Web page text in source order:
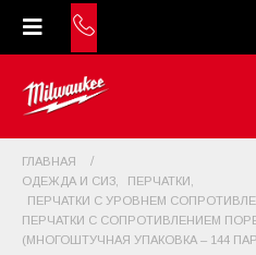
ГЛАВНАЯ
ОДЕЖДА И СИЗ
ПЕРЧАТКИ
ПЕРЧАТКИ С УРОВНЕМ
ПЕРЧАТКИ С СОПРОТИВЛЕНИЕМ
(МНОГОШТУЧНАЯ УПАКОВКА – 144